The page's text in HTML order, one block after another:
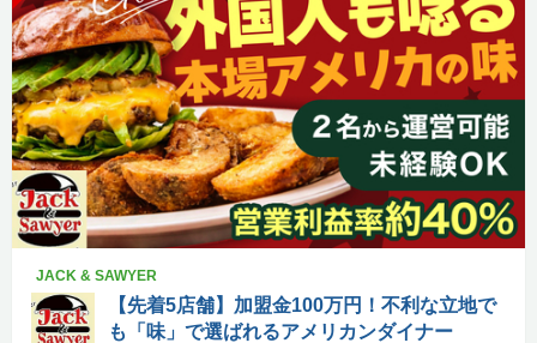
JACK & SAWYER
【先着5店舗】加盟金100万円！不利な立地で
も「味」で選ばれるアメリカンダイナー